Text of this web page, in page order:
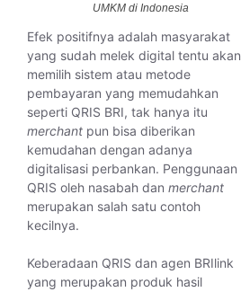
UMKM di Indonesia
Efek positifnya adalah masyarakat
yang sudah melek digital tentu akan
memilih sistem atau metode
pembayaran yang memudahkan
seperti QRIS BRI, tak hanya itu
merchant pun bisa diberikan
kemudahan dengan adanya
digitalisasi perbankan. Penggunaan
QRIS oleh nasabah dan merchant
merupakan salah satu contoh
kecilnya.
Keberadaan QRIS dan agen BRIlink
yang merupakan produk hasil